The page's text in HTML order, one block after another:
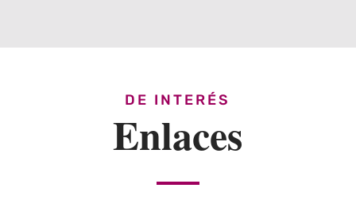
DE INTERÉS
Enlaces